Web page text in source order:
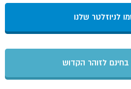
לניוזלטר שלנו
בחינם לזוהר הקדוש